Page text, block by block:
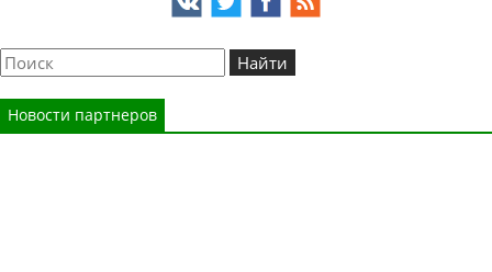
Новости партнеров